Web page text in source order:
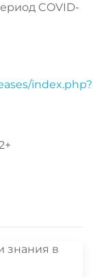
COVID-
index.php?